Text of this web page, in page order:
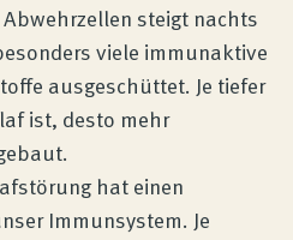
steigt nachts
viele immunaktive
ausgeschüttet. Je tiefer
ist, desto mehr
hat einen
Immunsystem. Je